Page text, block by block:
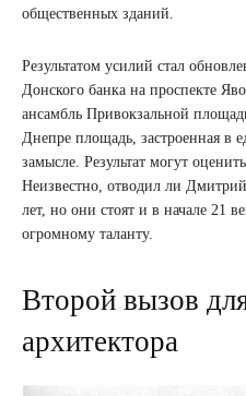
общественных зданий.
Результатом усилий стал
Донского банка на проспекте
ансамбль Привокзальной
Днепре площадь, застроенная в
замысле. Результат могут
Неизвестно, отводил ли
лет, но они стоят и в начале 21
огромному таланту.
Второй вызов
архитектора